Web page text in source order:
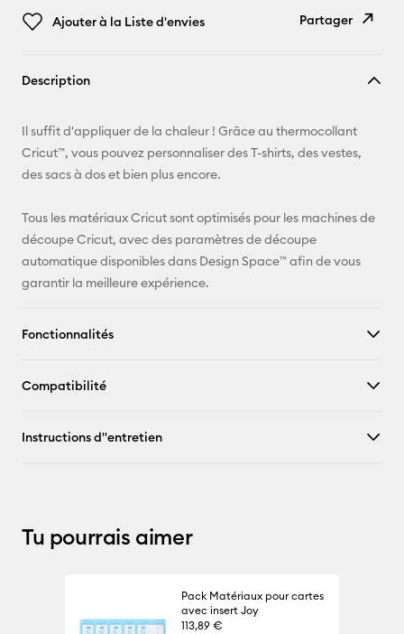
Ajouter à la Liste d'envies
Partager
Facebook
X
Description
Il suffit d'appliquer de la chaleur ! Grâce au thermocollant
Cricut™, vous pouvez personnaliser des T-shirts, des vestes,
des sacs à dos et bien plus encore.
Tous les matériaux Cricut sont optimisés pour les machines de
découpe Cricut, avec des paramètres de découpe
automatique disponibles dans Design Space™ afin de vous
garantir la meilleure expérience.
Fonctionnalités
Compatibilité
Instructions d''entretien
Tu pourrais aimer
Pack Matériaux pour cartes
avec insert Joy
113,89 €